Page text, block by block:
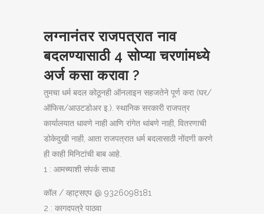
लग्नानंतर राजपत्रात नाव
बदलण्यासाठी4 सोप्या चरणांमध्ये
अर्ज कसा करावा ?
तुमचा धर्म बदल कोठूनही ऑनलाइन सहजतेने पूर्ण करा (घर/
ऑफिस/आउटडोअर इ.). स्थानिक सरकारी राजपत्र
कार्यालयात धावणे नाही आणि रांगेत थांबणे नाही, वितरणाची
डोकेदुखी नाही, आता राजपत्रात धर्म बदलासाठी नोंदणी करणे
ही काही मिनिटांची बाब आहे.
1 : आमच्याशी संपर्क साधा
कॉल / व्हाट्सएप @ 9326098181
2 : कागदपत्रे पाठवा